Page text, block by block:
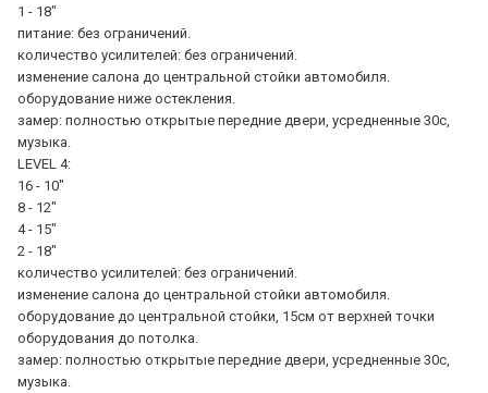
1 - 18"
питание: без ограничений.
количество усилителей: без ограничений.
изменение салона до центральной стойки автомобиля.
оборудование ниже остекления.
замер: полностью открытые передние двери, усредненные 30с,
музыка.
LEVEL 4:
16 - 10"
8 - 12"
4 - 15"
2 - 18"
количество усилителей: без ограничений.
изменение салона до центральной стойки автомобиля.
оборудование до центральной стойки, 15см от верхней точки
оборудования до потолка.
замер: полностью открытые передние двери, усредненные 30с,
музыка.